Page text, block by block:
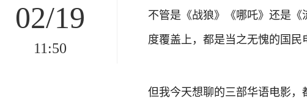
02/19
11:50
不管是《战狼》《哪吒》还是
度覆盖上，都是当之无愧的国民
但我今天想聊的三部华语电影